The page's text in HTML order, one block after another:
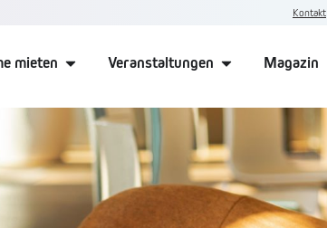
Kontakt
mieten Veranstaltungen Magazin